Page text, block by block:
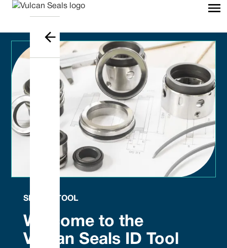
SEAL ID TOOL
Welcome to the
Vulcan Seals ID Tool